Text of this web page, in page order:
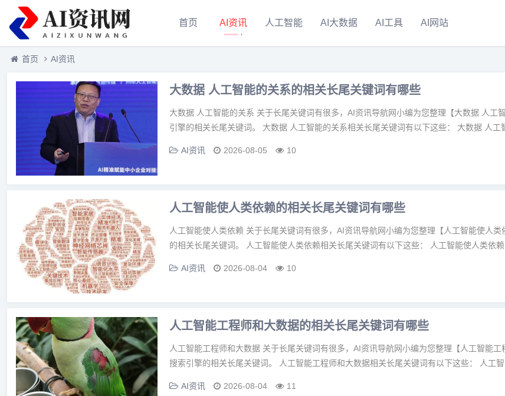
首页 AI资讯 人工智能 AI大数据 AI工具 AI网站
首页 AI资讯
大数据 人工智能的关系的相关长尾关键词有哪些
大数据 人工智能的关系 关于长尾关键词有很多，AI资讯导航网小编为您整理【大数据 人工
引擎的相关长尾关键词。 大数据 人工智能的关系相关长尾关键词有以下这些： 大数据 人工
AI资讯 2026-08-05 10
人工智能使人类依赖的相关长尾关键词有哪些
人工智能使人类依赖 关于长尾关键词有很多，AI资讯导航网小编为您整理【人工智能使人类
的相关长尾关键词。 人工智能使人类依赖相关长尾关键词有以下这些： 人工智能使人类依赖
AI资讯 2026-08-04 10
人工智能工程师和大数据的相关长尾关键词有哪些
人工智能工程师和大数据 关于长尾关键词有很多，AI资讯导航网小编为您整理【人工智能工
搜索引擎的相关长尾关键词。 人工智能工程师和大数据相关长尾关键词有以下这些： 人工智
AI资讯 2026-08-04 11